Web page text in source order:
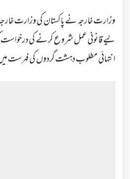
وزارت خارجہ نے پاکستان کی وزارت
لیے قانونی عمل شروع کرنے کی درخواست
انتہائی مطلوب دہشت گردوں کی فہرست